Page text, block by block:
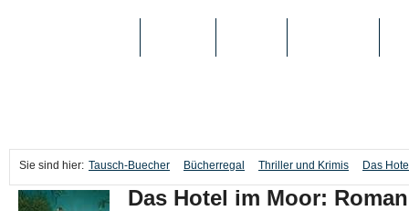
Sie sind hier: Tausch-Buecher Bücherregal Thriller und Krimis Das
Das Hotel im Moor: Roman